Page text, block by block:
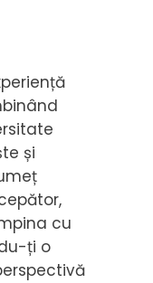
și
cu
ți o